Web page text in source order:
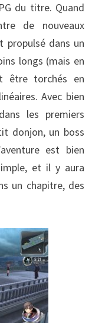
du titre. Quand
de nouveaux
propulsé dans un
longs (mais en
être torchés en
Avec bien
les premiers
donjon, un boss
est bien
et il y aura
un chapitre, des